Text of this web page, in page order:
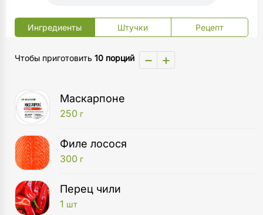
Ингредиенты Штучки Рецепт
Чтобы приготовить 10 порций − +
Маскарпоне
250 г
Филе лосося
300 г
Перец чили
1 шт